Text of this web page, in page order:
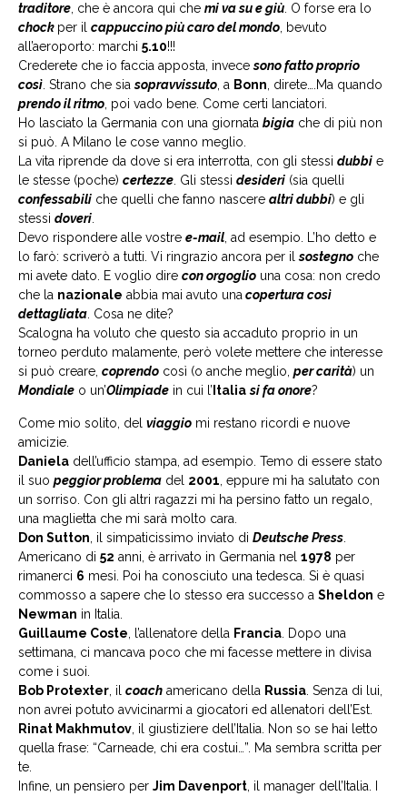
traditore , che è ancora qui che mi va su e giù . O forse era lo
chock per il cappuccino più caro del mondo , bevuto
all’aeroporto: marchi 5.10!!!
Crederete che io faccia apposta, invecesono fatto proprio
così . Strano che siasopravvissuto , a Bonn , direte….Ma quando
prendo il ritmo , poi vado bene. Come certi lanciatori.
Ho lasciato la Germania con una giornata bigia che di più non
si può. A Milano le cose vanno meglio.
La vita riprende da dove si era interrotta, con gli stessi dubbi e
le stesse (poche) certezze . Gli stessi desideri (sia quelli
confessabili che quelli che fanno nascere altri dubbi) e gli
stessi doveri
Devo rispondere alle vostre e-mail , ad esempio. L’ho detto e
lo farò: scriverò a tutti. Vi ringrazio ancora per ilsostegno che
mi avete dato. E voglio dire con orgoglio una cosa: non credo
che la nazionale abbia mai avuto una copertura così
dettagliata . Cosa ne dite?
Scalogna ha voluto che questo sia accaduto proprio in un
torneo perduto malamente, però volete mettere che interesse
si può creare, coprendo così (o anche meglio, per carità) un
Mondiale o un’Olimpiade in cui l’ Italia si fa onore?
Come mio solito, del viaggio mi restano ricordi e nuove
amicizie.
Daniela dell’ufficio stampa, ad esempio. Temo di essere stato
il suo peggior problema del 2001 , eppure mi ha salutato con
un sorriso. Con gli altri ragazzi mi ha persino fatto un regalo,
una maglietta che mi sarà molto cara.
Don Sutton , il simpaticissimo inviato di Deutsche Press
Americano di 52 anni, è arrivato in Germania nel 1978 per
rimanerci 6 mesi. Poi ha conosciuto una tedesca. Si è quasi
commosso a sapere che lo stesso era successo a Sheldon e
Newman in Italia.
Guillaume Coste , l’allenatore della Francia . Dopo una
settimana, ci mancava poco che mi facesse mettere in divisa
come i suoi.
Bob Protexter , il coach americano della Russia . Senza di lui,
non avrei potuto avvicinarmi a giocatori ed allenatori dell’Est.
Rinat Makhmutov , il giustiziere dell’Italia. Non so se hai letto
quella frase: “Carneade, chi era costui…”. Ma sembra scritta per
te.
Infine, un pensiero per Jim Davenport , il manager dell’Italia. I